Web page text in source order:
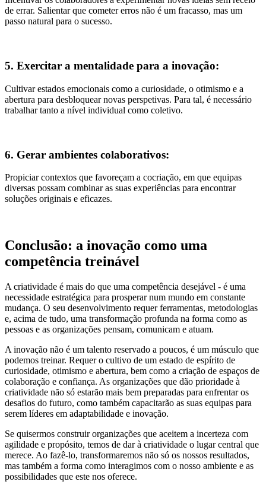
de errar. Salientar que cometer erros não é um fracasso, mas um
passo natural para o sucesso.
5. Exercitar a mentalidade para a inovação:
Cultivar estados emocionais como a curiosidade, o otimismo e a
abertura para desbloquear novas perspetivas. Para tal, é necessário
trabalhar tanto a nível individual como coletivo.
6. Gerar ambientes colaborativos:
Propiciar contextos que favoreçam a cocriação, em que equipas
diversas possam combinar as suas experiências para encontrar
soluções originais e eficazes.
Conclusão: a inovação como uma
competência treinável
A criatividade é mais do que uma competência desejável - é uma
necessidade estratégica para prosperar num mundo em constante
mudança. O seu desenvolvimento requer ferramentas, metodologias
e, acima de tudo, uma transformação profunda na forma como as
pessoas e as organizações pensam, comunicam e atuam.
A inovação não é um talento reservado a poucos, é um músculo que
podemos treinar. Requer o cultivo de um estado de espírito de
curiosidade, otimismo e abertura, bem como a criação de espaços de
colaboração e confiança. As organizações que dão prioridade à
criatividade não só estarão mais bem preparadas para enfrentar os
desafios do futuro, como também capacitarão as suas equipas para
serem líderes em adaptabilidade e inovação.
Se quisermos construir organizações que aceitem a incerteza com
agilidade e propósito, temos de dar à criatividade o lugar central que
merece. Ao fazê-lo, transformaremos não só os nossos resultados,
mas também a forma como interagimos com o nosso ambiente e as
possibilidades que este nos oferece.